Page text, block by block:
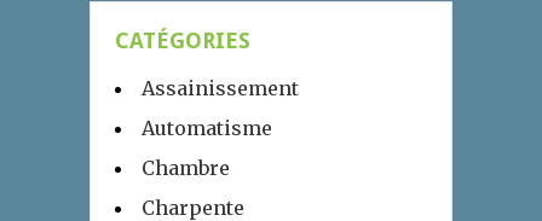
CATÉGORIES
Assainissement
Automatisme
Chambre
Charpente